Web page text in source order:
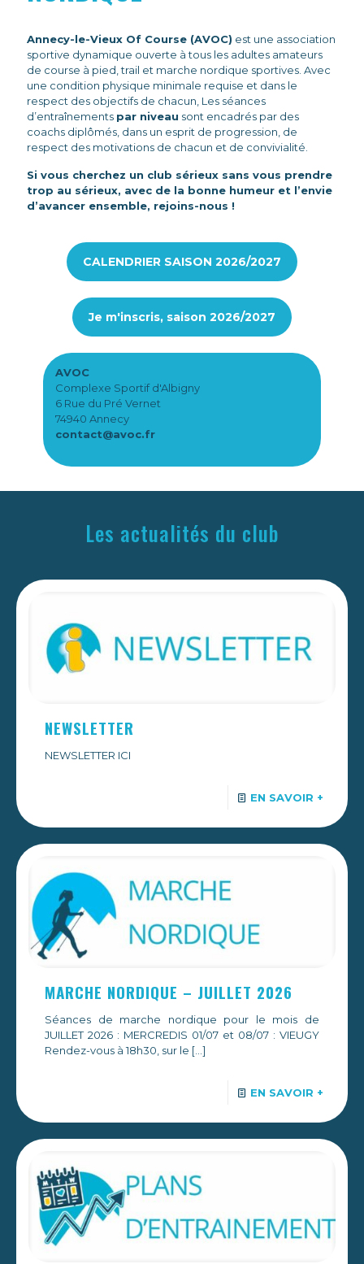
Annecy-le-Vieux Of Course (AVOC) est une association
sportive dynamique ouverte à tous les adultes amateurs
de course à pied, trail et marche nordique sportives. Avec
une condition physique minimale requise et dans le
respect des objectifs de chacun, Les séances
d’entraînements par niveau sont encadrés par des
coachs diplômés, dans un esprit de progression, de
respect des motivations de chacun et de convivialité.
Si vous cherchez un club sérieux sans vous prendre
trop au sérieux, avec de la bonne humeur et l’envie
d’avancer ensemble, rejoins-nous !
CALENDRIER SAISON 2026/2027
Je m'inscris, saison 2026/2027
AVOC
Complexe Sportif d'Albigny
6 Rue du Pré Vernet
74940 Annecy
contact@avoc.fr
Les actualités du club
NEWSLETTER
NEWSLETTER ICI
EN SAVOIR +
MARCHE NORDIQUE – JUILLET 2026
Séances de marche nordique pour le mois de
JUILLET 2026 : MERCREDIS 01/07 et 08/07 : VIEUGY
Rendez-vous à 18h30, sur le […]
EN SAVOIR +